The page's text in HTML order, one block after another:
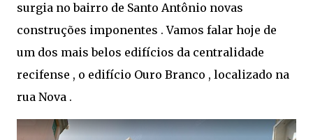
surgia no bairro de Santo Antônio novas
construções imponentes . Vamos falar hoje de
um dos mais belos edifícios da centralidade
recifense , o edifício Ouro Branco , localizado na
rua Nova .